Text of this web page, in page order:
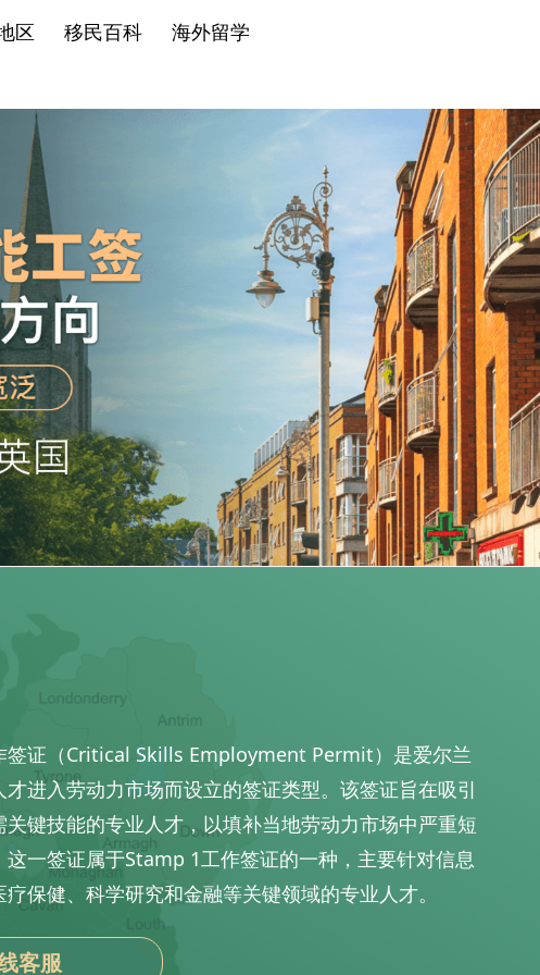
区 移民百科
海外留学
签证（Critical Skills Employment Permit）是爱尔兰
进入劳动力市场而设立的签证类型。该签证旨在吸引
键技能的专业人才，以填补当地劳动力市场中严重短
一签证属于Stamp 1工作签证的一种，主要针对信息
保健、科学研究和金融等关键领域的专业人才。
客服